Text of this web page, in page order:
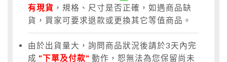
有現貨 ，規格、尺寸是否正確，如遇商品缺
貨，買家可要求退款或更換其它等值商品。
由於出貨量大，詢問商品狀況後請於3天內完
成 "下單及付款" 動作，恕無法為您保留尚未